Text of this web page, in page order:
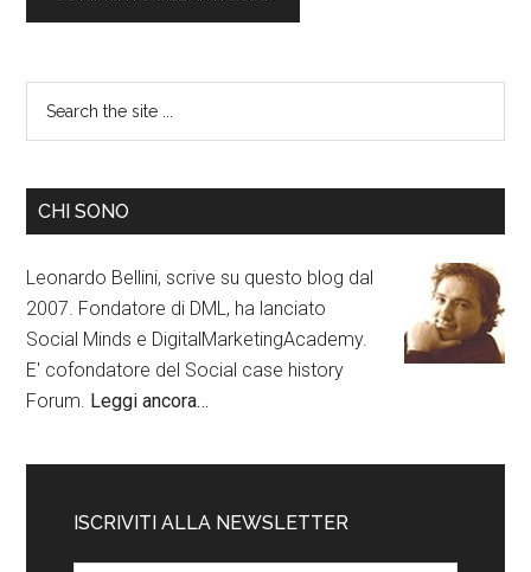
CHI SONO
Leonardo Bellini, scrive su questo blog dal
2007. Fondatore di DML, ha lanciato
Social Minds e DigitalMarketingAcademy.
E' cofondatore del Social case history
Forum. Leggi ancora…
ISCRIVITI ALLA NEWSLETTER